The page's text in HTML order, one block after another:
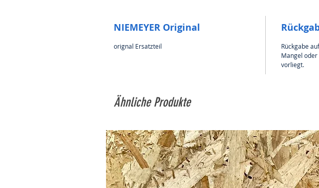
NIEMEYER Original
orignal Ersatzteil
Rückgabe
Mangel
vorliegt.
Ähnliche Produkte